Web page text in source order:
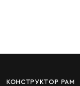
КОНСТРУКТОР РАМ